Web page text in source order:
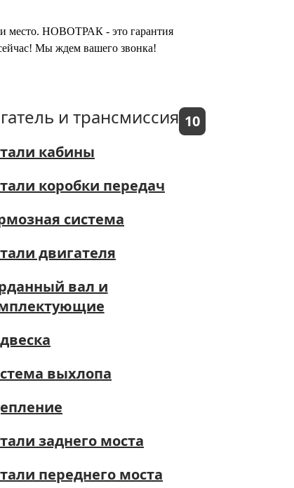
и место. НОВОТРАК - это гарантия
Мы ждем вашего звонка!
и трансмиссия 10
кабины
коробки передач
система
двигателя
вал и
выхлопа
заднего моста
переднего моста